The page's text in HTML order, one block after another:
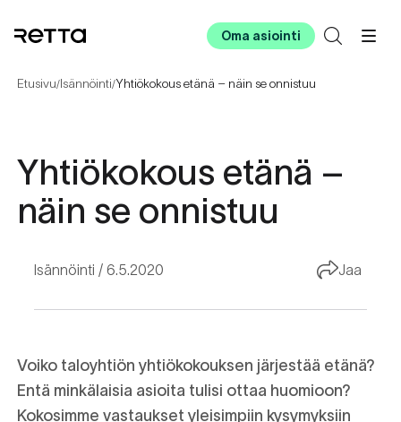
Oma asiointi
Etusivu/Isännöinti/Yhtiökokous etänä – näin se onnistuu
Yhtiökokous etänä –
näin se onnistuu
Isännöinti 6.5.2020 Jaa
Voiko taloyhtiön yhtiökokouksen järjestää etänä?
Entä minkälaisia asioita tulisi ottaa huomioon?
Kokosimme vastaukset yleisimpiin kysymyksiin